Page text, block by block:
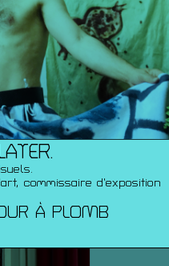
commissaire d’exposition
À PLOMB